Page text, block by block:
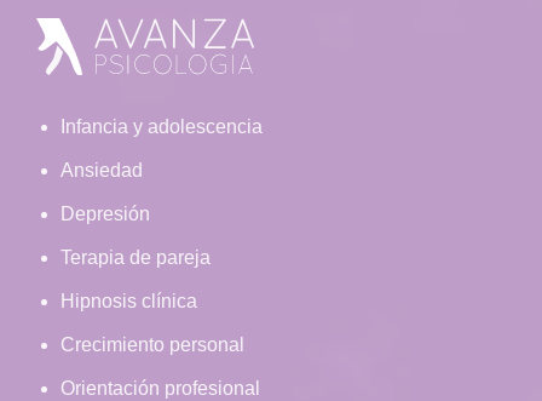
Footer
Infancia y adolescencia
Ansiedad
Depresión
Terapia de pareja
Hipnosis clínica
Crecimiento personal
Orientación profesional